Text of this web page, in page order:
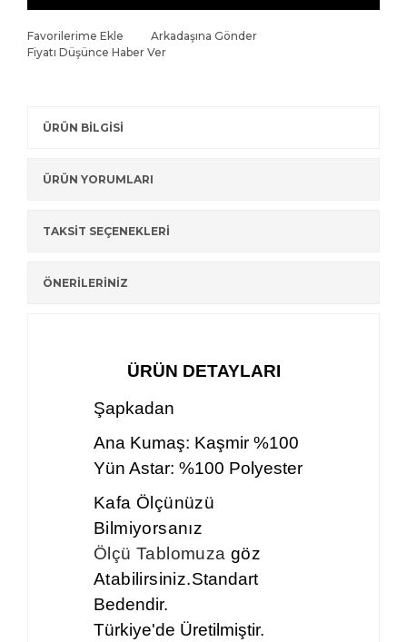
Favorilerime Ekle
Arkadaşına Gönder
Fiyatı Düşünce Haber Ver
ÜRÜN BİLGİSİ
ÜRÜN YORUMLARI
TAKSİT SEÇENEKLERİ
ÖNERİLERİNİZ
ÜRÜN DETAYLARI
Şapkadan
Ana Kumaş: Kaşmir %100
Yün Astar: %100 Polyester
Kafa Ölçünüzü
Bilmiyorsanız
Ölçü Tablomuza göz
Atabilirsiniz.Standart
Bedendir.
Türkiye'de Üretilmiştir.